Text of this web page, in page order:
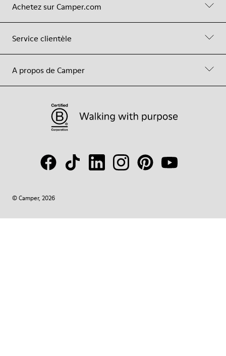
Achetez sur Camper.com
Service clientèle
A propos de Camper
© Camper, 2026